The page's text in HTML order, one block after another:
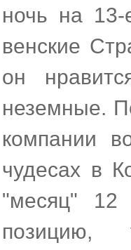
ночь на
венские
он
неземные.
компании
чудесах в
"месяц" 12
позицию,